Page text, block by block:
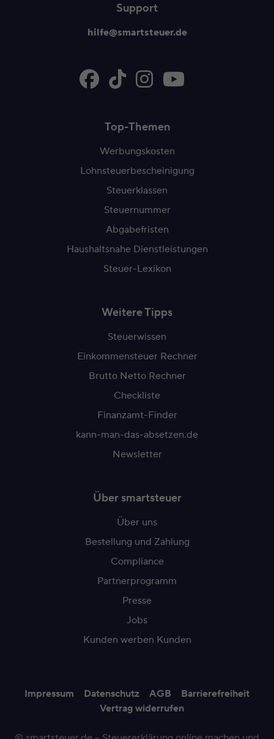
Support
hilfe@smartsteuer.de
Top-Themen
Werbungskosten
Lohnsteuerbescheinigung
Steuerklassen
Steuernummer
Abgabefristen
Haushaltsnahe Dienstleistungen
Steuer-Lexikon
Weitere Tipps
Steuerwissen
Einkommensteuer Rechner
Brutto Netto Rechner
Checkliste
Finanzamt-Finder
kann-man-das-absetzen.de
Newsletter
Über smartsteuer
Über uns
Bestellung und Zahlung
Compliance
Partnerprogramm
Presse
Jobs
Kunden werben Kunden
Impressum Datenschutz AGB
Barrierefreiheit
Vertrag widerrufen